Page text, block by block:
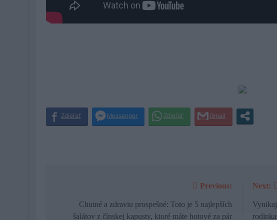
Previous:
Chutné a zdraviu prospešné: Toto je 5 najlepších
šalátov z čínskej kapusty, ktoré máte hotové za pár
Next: